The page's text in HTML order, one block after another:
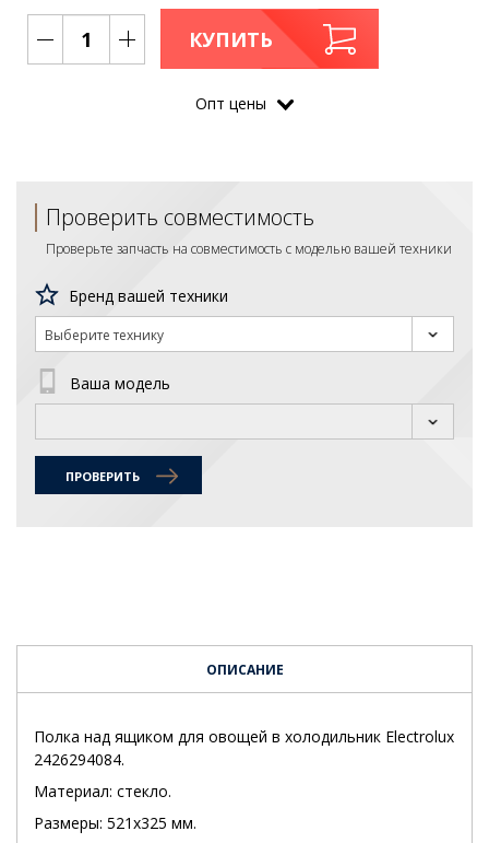
КУПИТЬ
Опт цены
Проверить совместимость
Проверьте запчасть на совместимость с моделью вашей техники
Бренд вашей техники
Выберите технику
Ваша модель
ПРОВЕРИТЬ
ОПИСАНИЕ
Полка над ящиком для овощей в холодильник Electrolux
2426294084.
Материал: стекло.
Размеры: 521x325 мм.